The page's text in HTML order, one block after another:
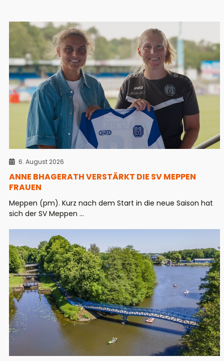
6. August 2026
ANNE BHAGERATH VERSTÄRKT DIE SV MEPPEN
FRAUEN
Meppen (pm). Kurz nach dem Start in die neue Saison hat
sich der SV Meppen ...